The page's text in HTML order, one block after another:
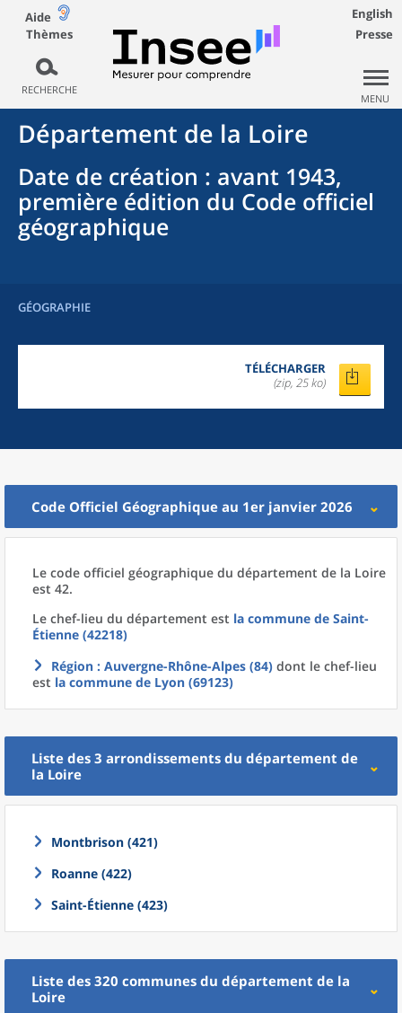
Aide
Thèmes
RECHERCHE
English
Presse
MENU
Département de la Loire
Date de création : avant 1943,
première édition du Code officiel
géographique
GÉOGRAPHIE
TÉLÉCHARGER
(zip, 25 ko)
Code Officiel Géographique au 1er janvier 2026
Le code officiel géographique du département de la Loire
est 42.
Le chef-lieu du département est la commune de Saint-
Étienne (42218)
Région : Auvergne-Rhône-Alpes (84) dont le chef-lieu
est la commune de Lyon (69123)
Liste des 3 arrondissements du département de
la Loire
Montbrison (421)
Roanne (422)
Saint-Étienne (423)
Liste des 320 communes du département de la
Loire